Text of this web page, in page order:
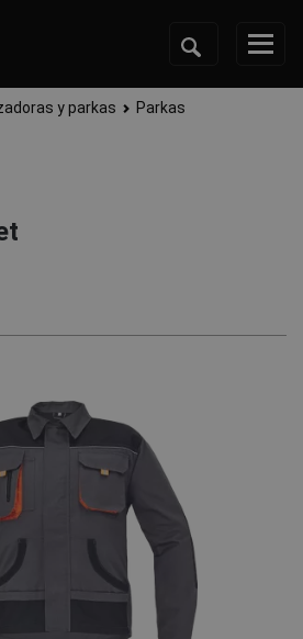
y parkas Parkas